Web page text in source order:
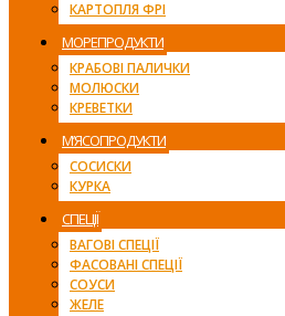
КАРТОПЛЯ ФРІ
МОРЕПРОДУКТИ
КРАБОВІ ПАЛИЧКИ
МОЛЮСКИ
КРЕВЕТКИ
М’ЯСОПРОДУКТИ
СОСИСКИ
КУРКА
СПЕЦІЇ
ВАГОВІ СПЕЦІЇ
ФАСОВАНІ СПЕЦІЇ
СОУСИ
ЖЕЛЕ